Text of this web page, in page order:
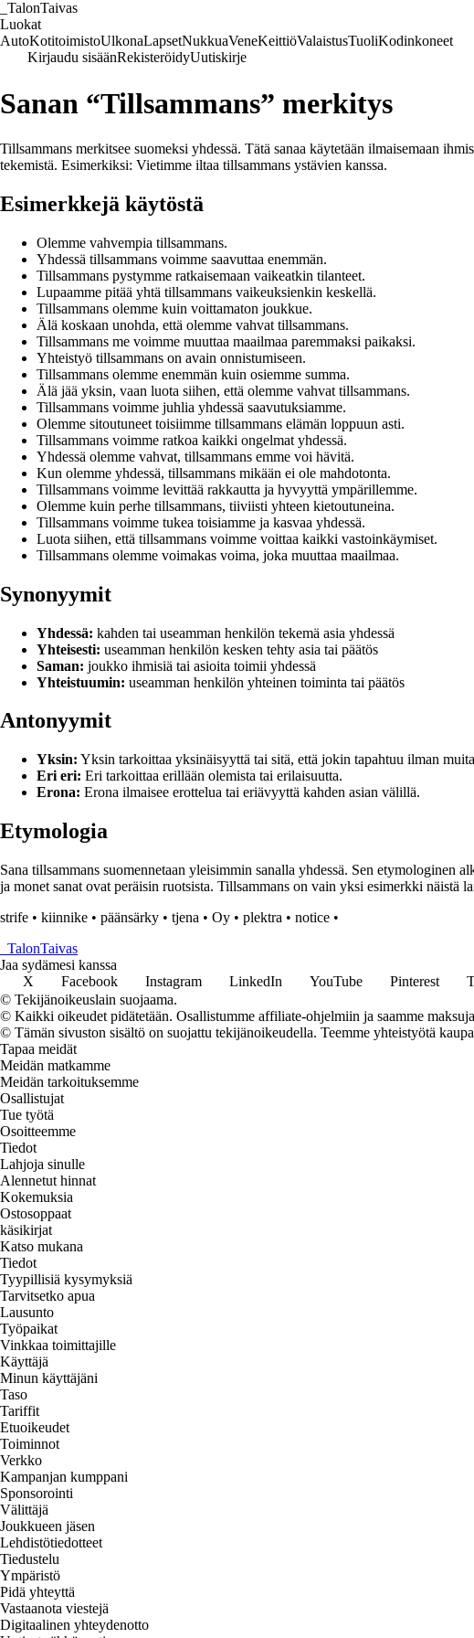
TalonTaivas
Luokat
AutoKotitoimistoUlkonaLapsetNukkuaVeneKeittiöValaistusTuoliKodinkoneet
Kirjaudu sisäänRekisteröidyUutiskirje
Sanan “Tillsammans” merkitys
Tillsammans merkitsee suomeksi yhdessä. Tätä sanaa käytetään ilmaisemaan
tekemistä. Esimerkiksi: Vietimme iltaa tillsammans ystävien kanssa.
Esimerkkejä käytöstä
Olemme vahvempia tillsammans.
Yhdessä tillsammans voimme saavuttaa enemmän.
Tillsammans pystymme ratkaisemaan vaikeatkin tilanteet.
Lupaamme pitää yhtä tillsammans vaikeuksienkin keskellä.
Tillsammans olemme kuin voittamaton joukkue.
Älä koskaan unohda, että olemme vahvat tillsammans.
Tillsammans me voimme muuttaa maailmaa paremmaksi paikaksi.
Yhteistyö tillsammans on avain onnistumiseen.
Tillsammans olemme enemmän kuin osiemme summa.
Älä jää yksin, vaan luota siihen, että olemme vahvat tillsammans.
Tillsammans voimme juhlia yhdessä saavutuksiamme.
Olemme sitoutuneet toisiimme tillsammans elämän loppuun asti.
Tillsammans voimme ratkoa kaikki ongelmat yhdessä.
Yhdessä olemme vahvat, tillsammans emme voi hävitä.
Kun olemme yhdessä, tillsammans mikään ei ole mahdotonta.
Tillsammans voimme levittää rakkautta ja hyvyyttä ympärillemme.
Olemme kuin perhe tillsammans, tiiviisti yhteen kietoutuneina.
Tillsammans voimme tukea toisiamme ja kasvaa yhdessä.
Luota siihen, että tillsammans voimme voittaa kaikki vastoinkäymiset.
Tillsammans olemme voimakas voima, joka muuttaa maailmaa.
Synonyymit
Yhdessä: kahden tai useamman henkilön tekemä asia yhdessä
Yhteisesti: useamman henkilön kesken tehty asia tai päätös
Saman: joukko ihmisiä tai asioita toimii yhdessä
Yhteistuumin: useamman henkilön yhteinen toiminta tai päätös
Antonyymit
Yksin: Yksin tarkoittaa yksinäisyyttä tai sitä, että jokin tapahtuu ilman
Eri eri: Eri tarkoittaa erillään olemista tai erilaisuutta.
Erona: Erona ilmaisee erottelua tai eriävyyttä kahden asian välillä.
Etymologia
Sana tillsammans suomennetaan yleisimmin sanalla yhdessä. Sen etymologinen
ja monet sanat ovat peräisin ruotsista. Tillsammans on vain yksi esimerkki näistä
strife • kiinnike • päänsärky • tjena • Oy • plektra • notice •
TalonTaivas
Jaa sydämesi kanssa
X
Facebook Instagram LinkedIn YouTube Pinterest
© Tekijänoikeuslain suojaama.
© Kaikki oikeudet pidätetään. Osallistumme affiliate-ohjelmiin ja saamme
© Tämän sivuston sisältö on suojattu tekijänoikeudella. Teemme yhteistyötä
Tapaa meidät
Meidän matkamme
Meidän tarkoituksemme
Osallistujat
Tue työtä
Osoitteemme
Tiedot
Lahjoja sinulle
Alennetut hinnat
Kokemuksia
Ostosoppaat
käsikirjat
Katso mukana
Tiedot
Tyypillisiä kysymyksiä
Tarvitsetko apua
Lausunto
Työpaikat
Vinkkaa toimittajille
Käyttäjä
Minun käyttäjäni
Taso
Tariffit
Etuoikeudet
Toiminnot
Verkko
Kampanjan kumppani
Sponsorointi
Välittäjä
Joukkueen jäsen
Lehdistötiedotteet
Tiedustelu
Ympäristö
Pidä yhteyttä
Vastaanota viestejä
Digitaalinen yhteydenotto